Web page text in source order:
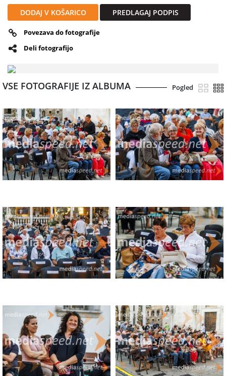
DODAJ V KOŠARICO PREDLAGAJ PODPIS
Povezava do fotografije
Deli fotografijo
VSE FOTOGRAFIJE IZ ALBUMA Pogled